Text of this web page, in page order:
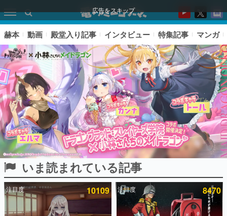
広告をスキップ
ピックアップ
電ファミのいま読まれている記事ランキング
赫本 動画 殿堂入り記事 インタビュー 特集記事 マンガ
いま読まれている記事
注目度 10109 注目度 8470